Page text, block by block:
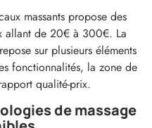
massants propose des
allant de 20€ à 300€. La
sur plusieurs éléments
fonctionnalités, la zone de
qualité-prix.
de massage